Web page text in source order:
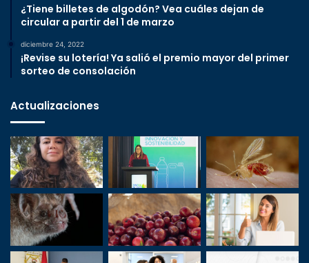
¿Tiene billetes de algodón? Vea cuáles dejan de
circular a partir del 1 de marzo
diciembre 24, 2022
¡Revise su lotería! Ya salió el premio mayor del primer
sorteo de consolación
Actualizaciones